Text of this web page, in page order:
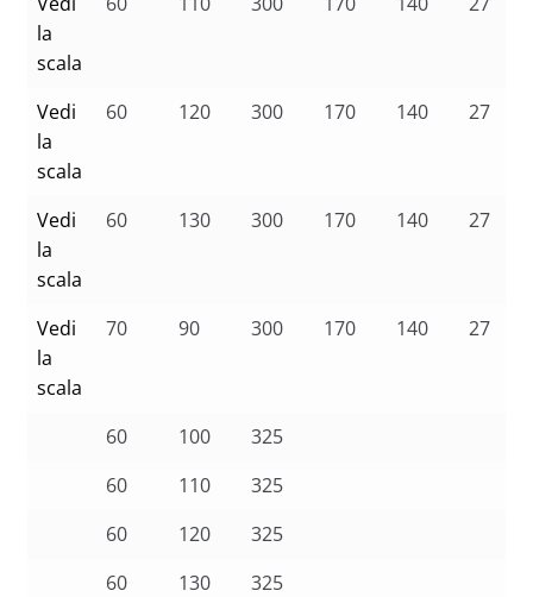
la
scala
Vedi
la
scala
60 120 300 170 140 27
Vedi
la
scala
60 130 300 170 140 27
Vedi
la
scala
70 90 300 170 140 27
60 100
325
60
110
325
60
120
325
60
130
325